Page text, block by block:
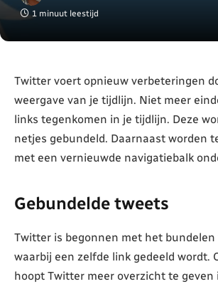
1 minuut leestijd
Twitter voert opnieuw verbeteringen
weergave van je tijdlijn. Niet meer
links tegenkomen in je tijdlijn. Deze
netjes gebundeld. Daarnaast worden
met een vernieuwde navigatiebalk
Gebundelde tweets
Twitter is begonnen met het bundelen
waarbij een zelfde link gedeeld wordt.
hoopt Twitter meer overzicht te geven